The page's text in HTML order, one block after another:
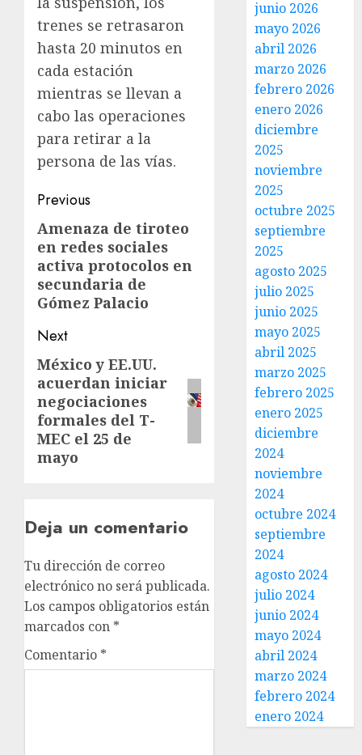
trenes se retrasaron
hasta 20 minutos en
cada estación
mientras se llevan a
cabo las operaciones
para retirar a la
persona de las vías.
Previous
Amenaza de tiroteo
en redes sociales
activa protocolos en
secundaria de
Gómez Palacio
Next
México y EE.UU.
acuerdan iniciar
negociaciones
formales del T-
MEC el 25 de
mayo
Deja un comentario
Tu dirección de correo
electrónico no será publicada.
Los campos obligatorios están
marcados con *
Comentario *
junio 2026
mayo 2026
abril 2026
marzo 2026
febrero 2026
enero 2026
diciembre
2025
noviembre
2025
octubre 2025
septiembre
2025
agosto 2025
julio 2025
junio 2025
mayo 2025
abril 2025
marzo 2025
febrero 2025
enero 2025
diciembre
2024
noviembre
2024
octubre 2024
septiembre
2024
agosto 2024
julio 2024
junio 2024
mayo 2024
abril 2024
marzo 2024
febrero 2024
enero 2024